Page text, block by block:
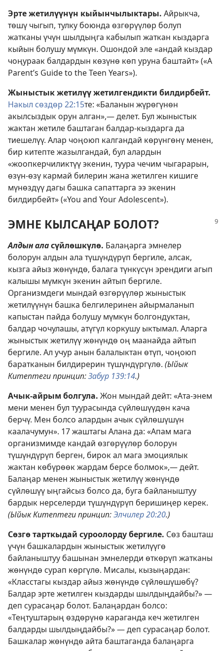
Эрте жетилүүнүн кыйынчылыктары. Айрыкча,
төшү чыгып, тулку боюнда өзгөрүүлөр болуп
жатканы үчүн шылдыңга кабылып жаткан кыздарга
кыйын болушу мүмкүн. Ошондой эле «андай кыздар
чоңураак балдардын көзүнө көп уруна баштайт» («A
Parent’s Guide to the Teen Years»).
Жыныстык жетилүү жетилгендикти билдирбейт.
Накыл сөздөр 22:15те: «Баланын жүрөгүнөн
акылсыздык орун алган»,— делет. Бул жыныстык
жактан жетиле баштаган балдар-кыздарга да
тиешелүү. Алар чоңоюп калгандай көрүнгөнү менен,
бир китепте жазылгандай, бул алардын
«жоопкерчиликтүү экенин, туура чечим чыгарарын,
өзүн-өзү кармай билерин жана жетилген кишиге
мүнөздүү дагы башка сапаттарга ээ экенин
билдирбейт» («You and Your Adolescent»).
ЭМНЕ КЫЛСАҢАР БОЛОТ?
Алдын аласүйлөшкүлө. Балаңарга эмнелер
болорун алдын ала түшүндүрүп бергиле, алсак,
кызга айыз жөнүндө, балага түнкүсүн эрендиги агып
калышы мүмкүн экенин айтып бергиле.
Организмдеги мындай өзгөрүүлөр жыныстык
жетилүүнүн башка белгилеринен айырмаланып
капыстан пайда болушу мүмкүн болгондуктан,
балдар чочулашы, атүгүл коркушу ыктымал. Аларга
жыныстык жетилүү жөнүндө оң маанайда айтып
бергиле. Ал учур анын балалыктан өтүп, чоңоюп
баратканын билдирерин түшүндүргүлө. (Ыйык
Китептеги принцип:Забур 139:14.)
Ачык-айрым болгула. Жон мындай дейт: «Ата-энем
мени менен бул туурасында сүйлөшүүдөн кача
берчү. Мен болсо алардын ачык сүйлөшүшүн
каалачумун». 17 жаштагы Алана да: «Апам мага
организмимде кандай өзгөрүүлөр болорун
түшүндүрүп берген, бирок ал мага эмоциялык
жактан көбүрөөк жардам берсе болмок»,— дейт.
Балаңар менен жыныстык жетилүү жөнүндө
сүйлөшүү ыңгайсыз болсо да, буга байланыштуу
бардык нерселерди түшүндүрүп беришиңер керек.
(Ыйык Китептеги принцип:Элчилер 20:20.)
Сөзгө тарткыдай суроолорду бергиле. Сөз башташ
үчүн башкалардын жыныстык жетилүүгө
байланыштуу башынан эмнелерди өткөрүп жатканы
жөнүндө сурап көргүлө. Мисалы, кызыңардан:
«Класстагы кыздар айыз жөнүндө сүйлөшүшөбү?
Балдар эрте жетилген кыздарды шылдыңдайбы?» —
деп сурасаңар болот. Балаңардан болсо:
«Теңтуштарың өздөрүнө караганда кеч жетилген
балдарды шылдыңдайбы?» — деп сурасаңар болот.
Башкалар жөнүндө айта баштаганда балаңарга